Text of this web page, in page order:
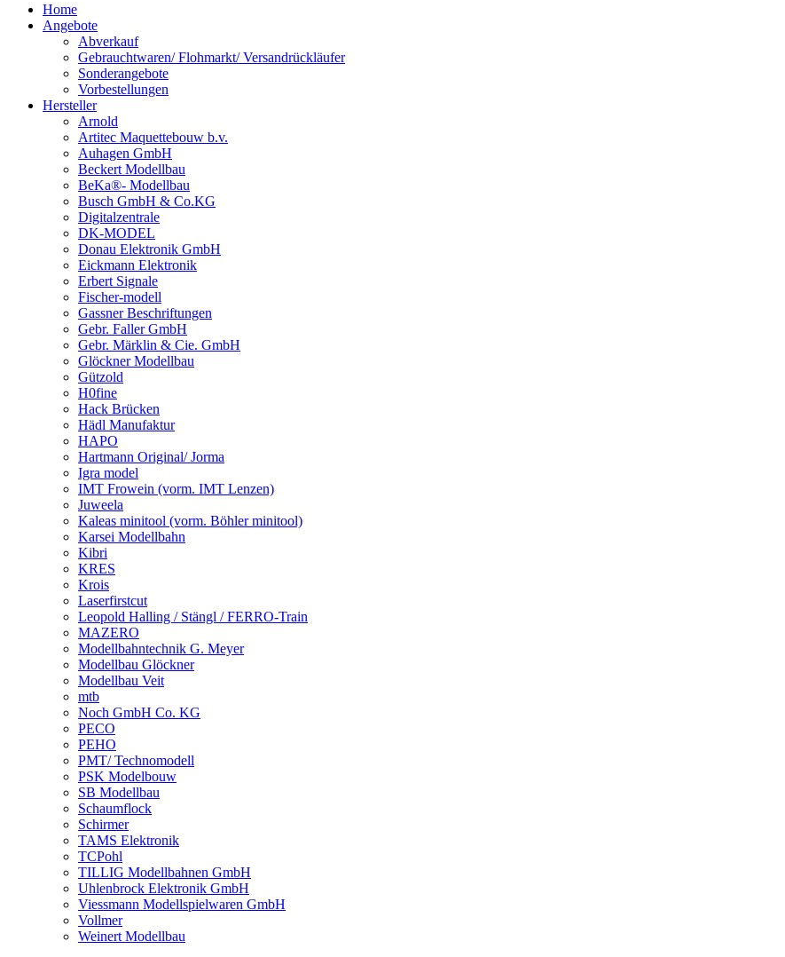
Home
Angebote
Abverkauf
Gebrauchtwaren/ Flohmarkt/ Versandrückläufer
Sonderangebote
Vorbestellungen
Hersteller
Arnold
Artitec Maquettebouw b.v.
Auhagen GmbH
Beckert Modellbau
BeKa®- Modellbau
Busch GmbH & Co.KG
Digitalzentrale
DK-MODEL
Donau Elektronik GmbH
Eickmann Elektronik
Erbert Signale
Fischer-modell
Gassner Beschriftungen
Gebr. Faller GmbH
Gebr. Märklin & Cie. GmbH
Glöckner Modellbau
Gützold
H0fine
Hack Brücken
Hädl Manufaktur
HAPO
Hartmann Original/ Jorma
Igra model
IMT Frowein (vorm. IMT Lenzen)
Juweela
Kaleas minitool (vorm. Böhler minitool)
Karsei Modellbahn
Kibri
KRES
Krois
Laserfirstcut
Leopold Halling / Stängl / FERRO-Train
MAZERO
Modellbahntechnik G. Meyer
Modellbau Glöckner
Modellbau Veit
mtb
Noch GmbH Co. KG
PECO
PEHO
PMT/ Technomodell
PSK Modelbouw
SB Modellbau
Schaumflock
Schirmer
TAMS Elektronik
TCPohl
TILLIG Modellbahnen GmbH
Uhlenbrock Elektronik GmbH
Viessmann Modellspielwaren GmbH
Vollmer
Weinert Modellbau